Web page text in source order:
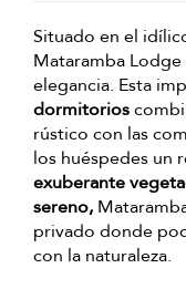
Situado en el
Mataramba
elegancia. Esta
dormitorios
rústico con las
los huéspedes un
exuberante
sereno,
privado donde
con la naturaleza.